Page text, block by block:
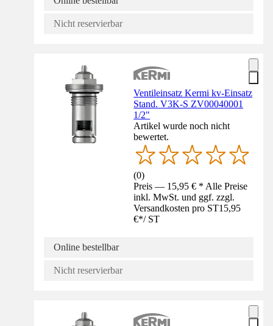
Nicht reservierbar
Ventileinsatz Kermi kv-Einsatz
Stand. V3K-S ZV00040001
1/2"
Artikel wurde noch nicht
bewertet.
(0)
Preis — 15,95 € * Alle Preise
inkl. MwSt. und ggf. zzgl.
Versandkosten pro ST15,95
€*/ ST
Online bestellbar
Nicht reservierbar